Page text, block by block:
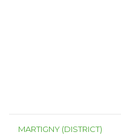
MARTIGNY (DISTRICT)